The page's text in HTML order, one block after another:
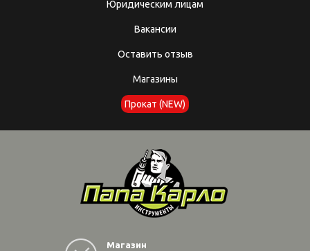
Юридическим лицам
Вакансии
Оставить отзыв
Магазины
Прокат (NEW)
Магазин